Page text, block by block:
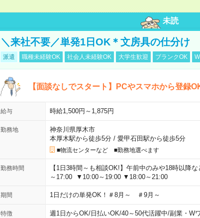
未読
＼来社不要／単発1日OK＊文房具の仕分け
派遣 職種未経験OK 社会人未経験OK 大学生歓迎 ブランクOK
【面談なしでスタート】PCやスマホから登録
給与 時給1,500円～1,875円
勤務地
神奈川県厚木市
本厚木駅から徒歩5分/ 愛甲石田駅から徒歩5分
■物流センターなど ■勤務地選べます
勤務時間
【1日3時間～も相談OK!】午前中のみや18時以
～17:00 ▼10:00～19:00 ▼18:00～21:00
期間 1日だけの単発OK！＃8月～ ＃9月～
特徴 週1日からOK/日払いOK/40～50代活躍中/副業・W